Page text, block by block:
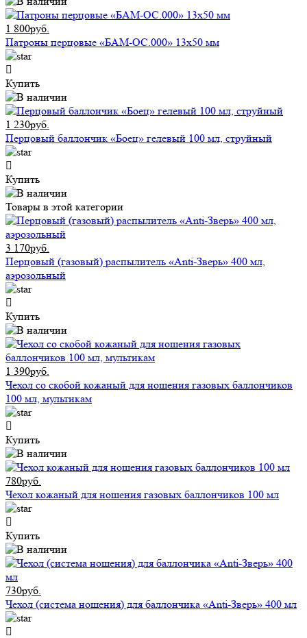
1 800руб.
Патроны перцовые «БАМ-ОС.000» 13х50 мм
Купить
1 230руб.
Перцовый баллончик «Боец» гелевый 100 мл, струйный
Купить
Товары в этой категории
3 170руб.
Перцовый (газовый) распылитель «Anti-Зверь» 400 мл,
аэрозольный
Купить
1 390руб.
Чехол со скобой кожаный для ношения газовых баллончиков
100 мл, мультикам
Купить
780руб.
Чехол кожаный для ношения газовых баллончиков 100 мл
Купить
730руб.
Чехол (система ношения) для баллончика «Anti-Зверь» 400 мл